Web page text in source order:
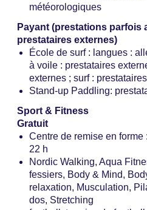
météorologiques
Payant (prestations parfois
prestataires externes)
École de surf : langues :
à voile : prestataires
externes ; surf :
Stand-up Paddling:
Sport & Fitness
Gratuit
Centre de remise en forme
22 h
Nordic Walking, Aqua
fessiers, Body & Mind,
relaxation, Musculation,
dos, Stretching